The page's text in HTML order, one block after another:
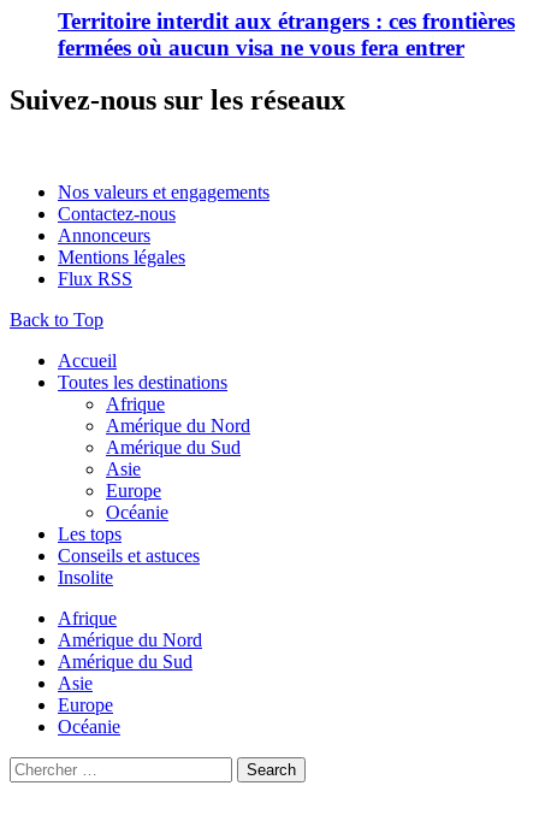
Territoire interdit aux étrangers : ces frontières
fermées où aucun visa ne vous fera entrer
Suivez-nous sur les réseaux
Nos valeurs et engagements
Contactez-nous
Annonceurs
Mentions légales
Flux RSS
Back to Top
Accueil
Toutes les destinations
Afrique
Amérique du Nord
Amérique du Sud
Asie
Europe
Océanie
Les tops
Conseils et astuces
Insolite
Afrique
Amérique du Nord
Amérique du Sud
Asie
Europe
Océanie
Search
for:
Search